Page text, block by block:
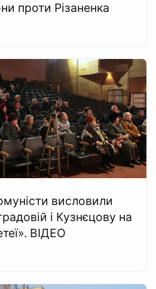
проти Різаненка
висловили
і Кузнєцову на
ВІДЕО